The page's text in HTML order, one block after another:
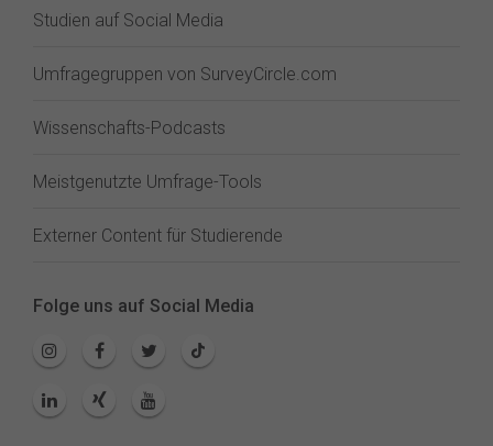
Studien auf Social Media
Umfragegruppen von SurveyCircle.com
Wissenschafts-Podcasts
Meistgenutzte Umfrage-Tools
Externer Content für Studierende
Folge uns auf Social Media